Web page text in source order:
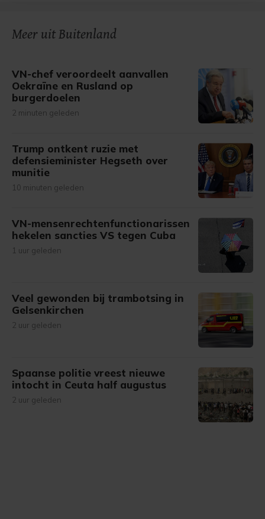
gemaakte keuze altijd wijzigen of intrekken.
Meer uit Buitenland
VN-chef veroordeelt aanvallen
Oekraïne en Rusland op
burgerdoelen
2 minuten geleden
Trump ontkent ruzie met
defensieminister Hegseth over
munitie
10 minuten geleden
VN-mensenrechtenfunctionarissen
hekelen sancties VS tegen Cuba
1 uur geleden
Veel gewonden bij trambotsing in
Gelsenkirchen
2 uur geleden
Spaanse politie vreest nieuwe
intocht in Ceuta half augustus
2 uur geleden